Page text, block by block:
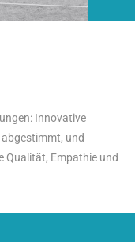
Innovative
und
Qualität, Empathie und